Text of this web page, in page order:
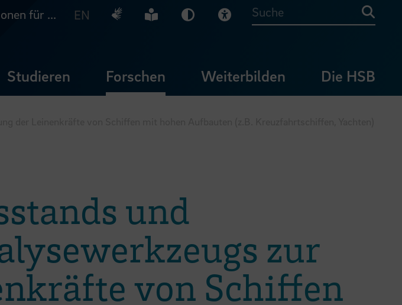
für ... EN Deutsche Gebärdensprache
Leichte Sprache
Dunkel-Modus
Visuelle Hilfe
Suche
Studieren Forschen Weiterbilden Die HSB
und
zur
von Schiffen